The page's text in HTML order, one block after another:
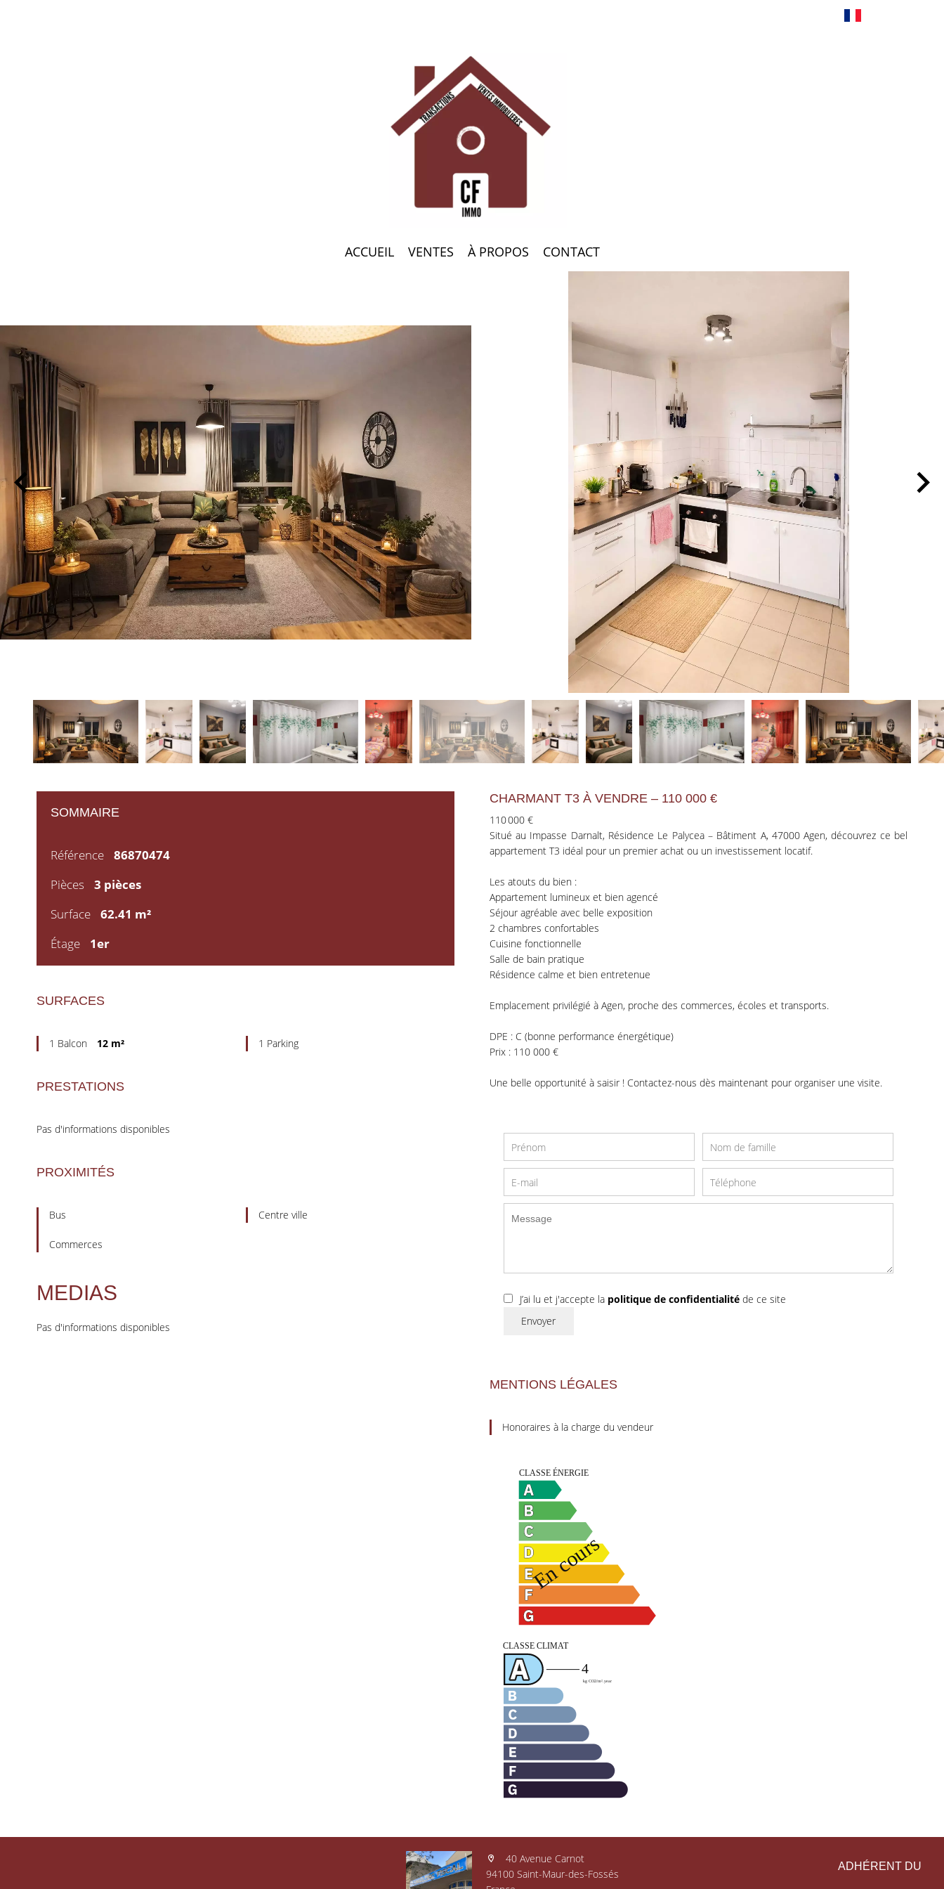
ACCUEIL VENTES À PROPOS CONTACT
SOMMAIRE
Référence
86870474
Pièces
3 pièces
Surface
62.41 m²
Étage
1er
SURFACES
1 Balcon 12 m² 1 Parking
PRESTATIONS
Pas d'informations disponibles
PROXIMITÉS
Bus Centre ville
Commerces
MEDIAS
Pas d'informations disponibles
CHARMANT T3 À VENDRE – 110 000 €
110 000 €
Situé au Impasse Darnalt, Résidence Le Palycea – Bâtiment A, 47000 Agen, découvrez ce bel
appartement T3 idéal pour un premier achat ou un investissement locatif.
Les atouts du bien :
Appartement lumineux et bien agencé
Séjour agréable avec belle exposition
2 chambres confortables
Cuisine fonctionnelle
Salle de bain pratique
Résidence calme et bien entretenue
Emplacement privilégié à Agen, proche des commerces, écoles et transports.
DPE : C (bonne performance énergétique)
Prix : 110 000 €
Une belle opportunité à saisir ! Contactez-nous dès maintenant pour organiser une visite.
J’ai lu et j'accepte la politique de confidentialitéde ce site
Envoyer
MENTIONS LÉGALES
Honoraires à la charge du vendeur
ADHÉRENT DU
40 Avenue Carnot
94100 Saint-Maur-des-Fossés